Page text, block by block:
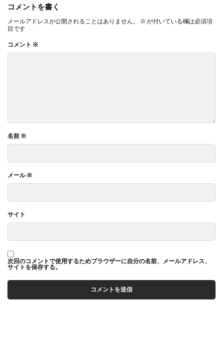
コメントを書く
メールアドレスが公開されることはありません。 ※ が付いている欄は必須項
目です
コメント ※
名前 ※
メール※
サイト
次回のコメントで使用するためブラウザーに自分の名前、メールアドレス、
サイトを保存する。